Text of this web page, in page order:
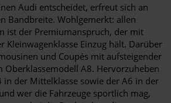
Audi entscheidet, erfreut sich an
Bandbreite. Wohlgemerkt: allen
ist der Premiumanspruch, der mit
Kleinwagenklasse Einzug hält. Darüber
und Coupés mit aufsteigender
Oberklassemodell A8. Hervorzuheben
in der Mittelklasse sowie der A6 in der
wer die Fahrzeuge sportlich mag,